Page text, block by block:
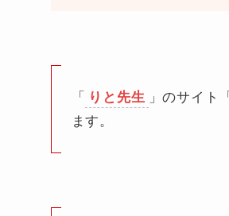
「 りと先生 」のサイト「
ます。